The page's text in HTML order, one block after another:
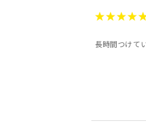
長時間つけて